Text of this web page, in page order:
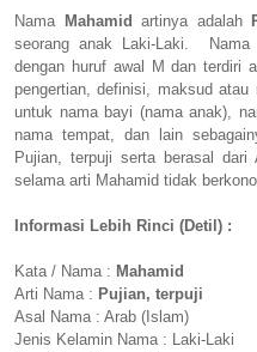
Nama Mahamid artinya adalah
seorang anak Laki-Laki. Nama
dengan huruf awal M dan terdiri
pengertian, definisi, maksud
untuk nama bayi (nama anak),
nama tempat, dan lain
Pujian, terpuji serta berasal
selama arti Mahamid tidak
Informasi Lebih Rinci (Detil) :
Kata / Nama : Mahamid
Arti Nama : Pujian, terpuji
Asal Nama : Arab (Islam)
Jenis Kelamin Nama : Laki-Laki